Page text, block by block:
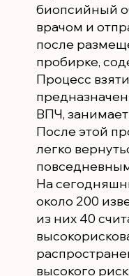
биопсийный
врачом и
после
пробирке,
Процесс
ВПЧ,
После этой
легко
На
около 200
из них 40
высокого